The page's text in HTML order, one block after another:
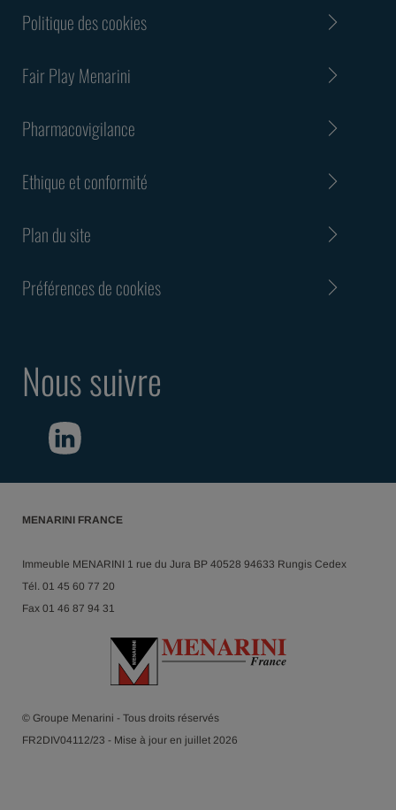
Politique des cookies
Fair Play Menarini
Pharmacovigilance
Ethique et conformité
Plan du site
Préférences de cookies
Nous suivre
MENARINI FRANCE
Immeuble MENARINI 1 rue du Jura BP 40528 94633 Rungis Cedex
Tél. 01 45 60 77 20
Fax 01 46 87 94 31
© Groupe Menarini - Tous droits réservés
FR2DIV04112/23 - Mise à jour en juillet 2026